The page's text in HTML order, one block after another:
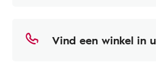
Vind een winkel in